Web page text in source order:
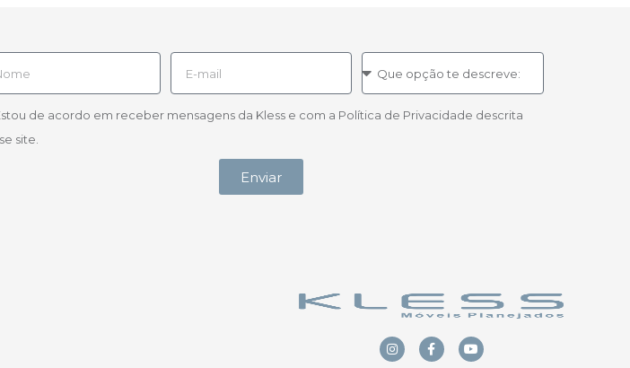
de acordo em receber mensagens da Kless e com a Política de Privacidade descrita
site.
Enviar